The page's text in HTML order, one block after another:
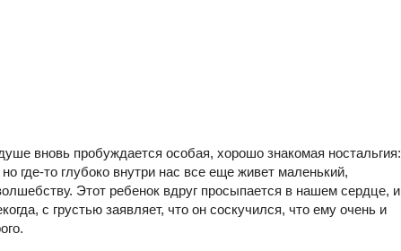
вновь пробуждается особая, хорошо знакомая ностальгия:
где-то глубоко внутри нас все еще живет маленький,
Этот ребенок вдруг просыпается в нашем сердце, и
с грустью заявляет, что он соскучился, что ему очень и